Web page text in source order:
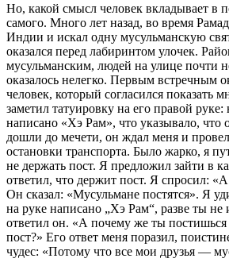
Но, какой смысл человек вкладывает в
самого. Много лет назад, во время
Индии и искал одну мусульманскую
оказался перед лабиринтом улочек.
мусульманским, людей на улице почти
оказалось нелегко. Первым встречным
человек, который согласился показать
заметил татуировку на его правой
написано «Хэ Рам», что указывало,
дошли до мечети, он ждал меня и
остановки транспорта. Было жарко, я
не держать пост. Я предложил зайти в
ответил, что держит пост. Я спросил: «А
Он сказал: «Мусульмане постятся». Я
на руке написано „Хэ Рам“, разве ты
ответил он. «А почему же ты
пост?» Его ответ меня поразил,
чудес: «Потому что все мои друзья —